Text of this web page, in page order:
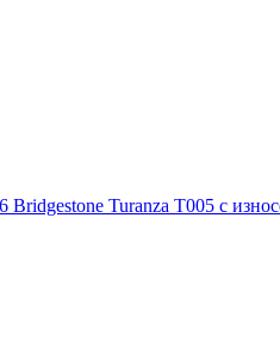
Turanza T005 с